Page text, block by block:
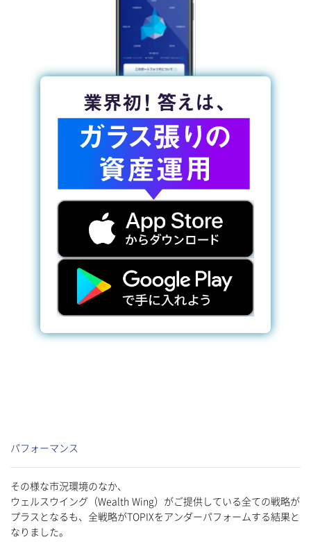
パフォーマンス
その様な市況環境のなか、
ウェルスウイング（Wealth Wing）がご提供している全ての戦略が
プラスとなるも、全戦略がTOPIXをアンダーパフォームする結果と
なりました。